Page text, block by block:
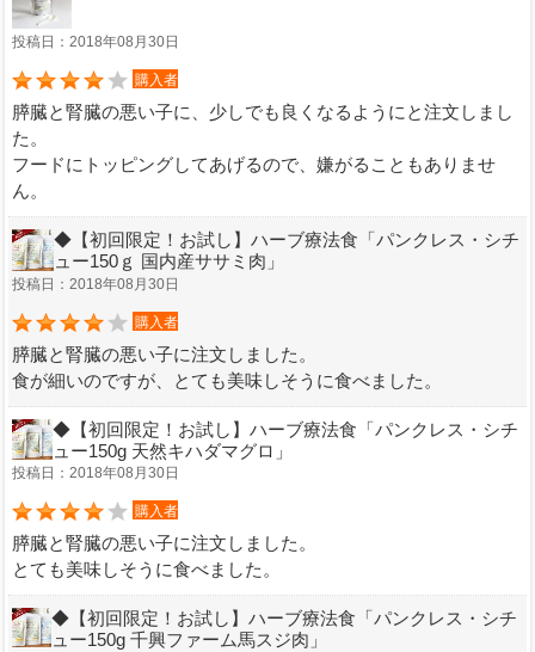
投稿日：2018年08月30日
購入者
膵臓と腎臓の悪い子に、少しでも良くなるようにと注文しまし
た。
フードにトッピングしてあげるので、嫌がることもありませ
ん。
◆【初回限定！お試し】ハーブ療法食「パンクレス・シチ
ュー150ｇ 国内産ササミ肉」
投稿日：2018年08月30日
購入者
膵臓と腎臓の悪い子に注文しました。
食が細いのですが、とても美味しそうに食べました。
◆【初回限定！お試し】ハーブ療法食「パンクレス・シチ
ュー150g 天然キハダマグロ」
投稿日：2018年08月30日
購入者
膵臓と腎臓の悪い子に注文しました。
とても美味しそうに食べました。
◆【初回限定！お試し】ハーブ療法食「パンクレス・シチ
ュー150g 千興ファーム馬スジ肉」